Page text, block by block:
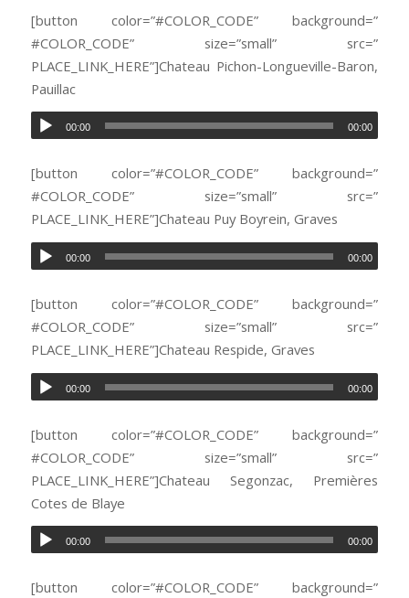
[button color=”#COLOR_CODE” background=”
#COLOR_CODE” size=”small” src=”
PLACE_LINK_HERE”]Chateau Pichon-Longueville-Baron,
Pauillac
00:00 00:00
[button color=”#COLOR_CODE” background=”
#COLOR_CODE” size=”small” src=”
PLACE_LINK_HERE”]Chateau Puy Boyrein, Graves
00:00 00:00
[button color=”#COLOR_CODE” background=”
#COLOR_CODE” size=”small” src=”
PLACE_LINK_HERE”]Chateau Respide, Graves
00:00 00:00
[button color=”#COLOR_CODE” background=”
#COLOR_CODE” size=”small” src=”
PLACE_LINK_HERE”]Chateau Segonzac, Premières
Cotes de Blaye
00:00 00:00
[button color=”#COLOR_CODE” background=”